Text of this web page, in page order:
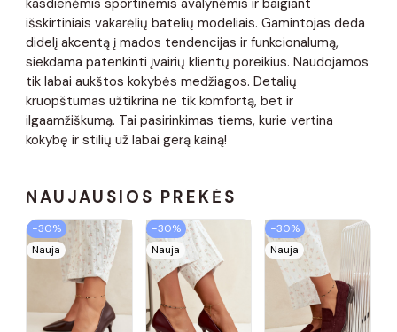
išskirtiniais vakarėlių batelių modeliais. Gamintojas deda
didelį akcentą į mados tendencijas ir funkcionalumą,
siekdama patenkinti įvairių klientų poreikius. Naudojamos
tik labai aukštos kokybės medžiagos. Detalių
kruopštumas užtikrina ne tik komfortą, bet ir
ilgaamžiškumą. Tai pasirinkimas tiems, kurie vertina
kokybę ir stilių už labai gerą kainą!
NAUJAUSIOS PREKĖS
−30%
Nauja
−30%
Nauja
−30%
Nauja